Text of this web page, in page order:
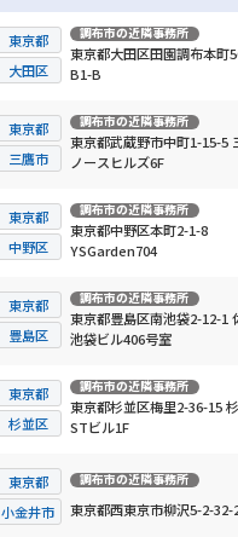
東京都
大田区
調布市の近隣事務所
東京都大田区田園調布本町
B1-B
東京都
三鷹市
調布市の近隣事務所
東京都武蔵野市中町1-15-5
ノースヒルズ6F
東京都
中野区
調布市の近隣事務所
東京都中野区本町2-1-8
YSGarden704
東京都
豊島区
調布市の近隣事務所
東京都豊島区南池袋2-12-1
池袋ビル406号室
東京都
杉並区
調布市の近隣事務所
東京都杉並区梅里2-36-15
STビル1F
東京都
小金井市
調布市の近隣事務所
東京都西東京市柳沢5-2-32-